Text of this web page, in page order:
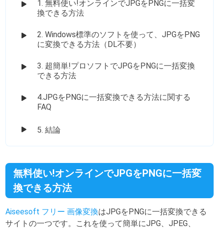
1. 無料使い!オンラインでJPGをPNGに一括変
換できる方法
2. Windows標準のソフトを使って、JPGをPNG
に変換できる方法（DL不要）
3. 超簡単!プロソフトでJPGをPNGに一括変換
できる方法
4.JPGをPNGに一括変換できる方法に関する
FAQ
5. 結論
無料使い!オンラインでJPGをPNGに一括変
換できる方法
Aiseesoft フリー 画像変換はJPGをPNGに一括変換できる
サイトの一つです。これを使って簡単にJPG、JPEG、